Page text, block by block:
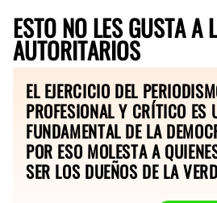
ESTO NO LES GUSTA A
AUTORITARIOS
EL EJERCICIO DEL
PROFESIONAL Y CRÍTICO ES
FUNDAMENTAL DE LA
POR ESO MOLESTA A
SER LOS DUEÑOS DE LA